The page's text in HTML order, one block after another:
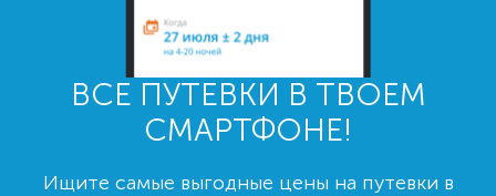
ВСЕ ПУТЕВКИ В ТВОЕМ
СМАРТФОНЕ!
Ищите самые выгодные цены на путевки в